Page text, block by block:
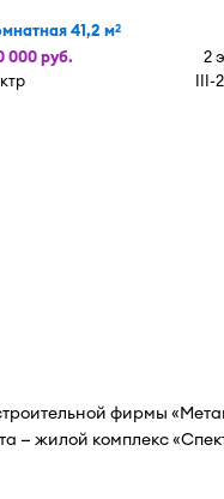
41,2 м2
000 руб.
2
III-
фирмы
— жилой комплекс